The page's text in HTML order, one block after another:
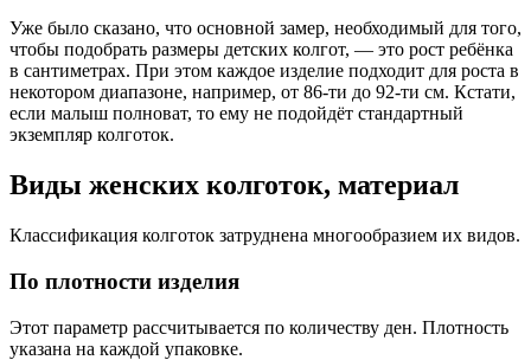
Уже было сказано, что основной замер, необходимый для того,
чтобы подобрать размеры детских колгот, — это рост ребёнка
в сантиметрах. При этом каждое изделие подходит для роста в
некотором диапазоне, например, от 86-ти до 92-ти см. Кстати,
если малыш полноват, то ему не подойдёт стандартный
экземпляр колготок.
Виды женских колготок, материал
Классификация колготок затруднена многообразием их видов.
По плотности изделия
Этот параметр рассчитывается по количеству ден. Плотность
указана на каждой упаковке.